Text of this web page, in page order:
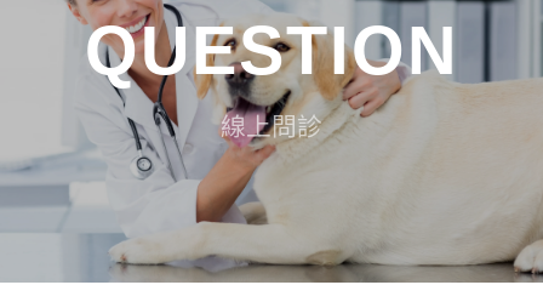
QUESTION
線上問診